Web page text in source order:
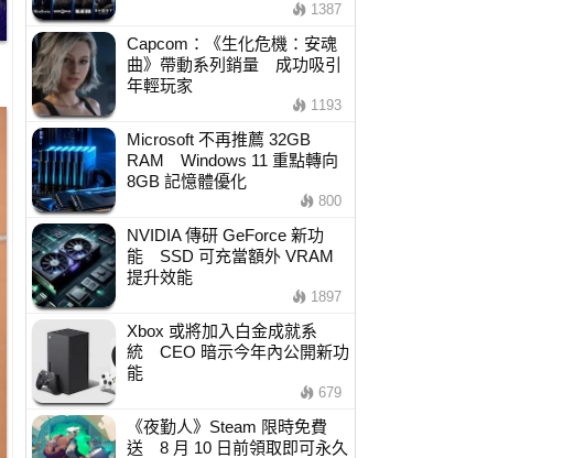
1387
Capcom：《生化危機：安魂
曲》帶動系列銷量 成功吸引
年輕玩家
1193
Microsoft 不再推薦 32GB
RAM Windows 11 重點轉向
8GB 記憶體優化
800
NVIDIA 傳研 GeForce 新功
能 SSD 可充當額外 VRAM
提升效能
1897
Xbox 或將加入白金成就系
統 CEO 暗示今年內公開新功
能
679
《夜勤人》Steam 限時免費
送 8 月 10 日前領取即可永久